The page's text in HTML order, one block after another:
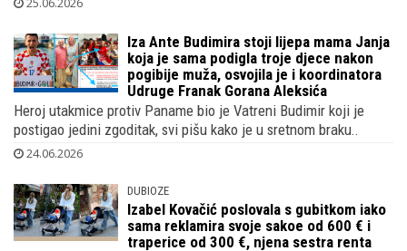
dubrovačkim Pločama s pogledom na Star Grad, hvale se
vrhunskim k..
25.06.2026
Iza Ante Budimira stoji lijepa mama Janja
koja je sama podigla troje djece nakon
pogibije muža, osvojila je i koordinatora
Udruge Franak Gorana Aleksića
Heroj utakmice protiv Paname bio je Vatreni Budimir koji je
postigao jedini zgoditak, svi pišu kako je u sretnom braku..
24.06.2026
DUBIOZE